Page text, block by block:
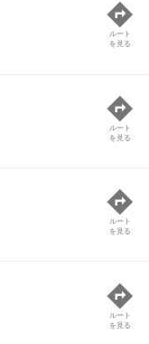
ルート
を見る
ルート
を見る
ルート
を見る
ルート
を見る